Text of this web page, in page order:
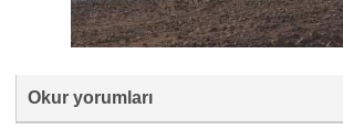
Okur yorumları